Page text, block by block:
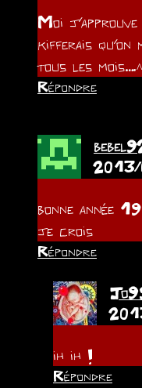
Moi
kifferais qu’on
tous les
Répondre
bonne année
je crois
Répondre
ih ih !
Répondre